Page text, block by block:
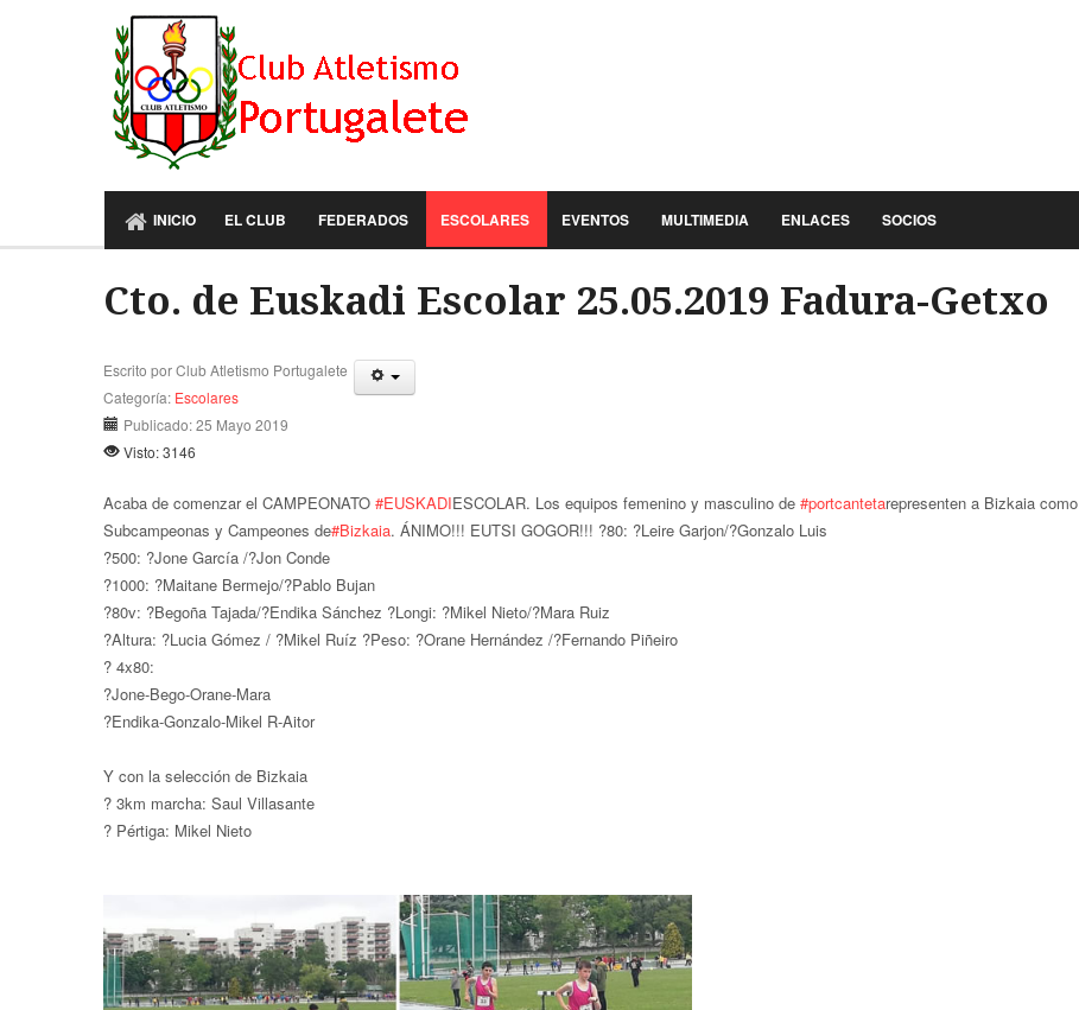
INICIO EL CLUB FEDERADOS ESCOLARES EVENTOS MULTIMEDIA ENLACES SOCIOS
Cto. de Euskadi Escolar 25.05.2019 Fadura-Getxo
Escrito porClub Atletismo Portugalete
Categoría: Escolares
Publicado: 25 Mayo 2019
Visto: 3146
Acaba de comenzar el CAMPEONATO #EUSKADIESCOLAR. Los equipos femenino y masculino de #portcantetarepresenten a Bizkaia como
Subcampeonas y Campeones de#Bizkaia. ÁNIMO!!! EUTSI GOGOR!!! ?80: ?Leire Garjon/?Gonzalo Luis
?500: ?Jone García /?Jon Conde
?1000: ?Maitane Bermejo/?Pablo Bujan
?80v: ?Begoña Tajada/?Endika Sánchez ?Longi: ?Mikel Nieto/?Mara Ruiz
?Altura: ?Lucia Gómez / ?Mikel Ruíz ?Peso: ?Orane Hernández /?Fernando Piñeiro
? 4x80:
?Jone-Bego-Orane-Mara
?Endika-Gonzalo-Mikel R-Aitor
Y con la selección de Bizkaia
? 3km marcha: Saul Villasante
? Pértiga: Mikel Nieto